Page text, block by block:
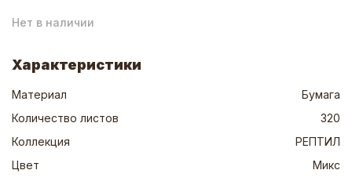
Нет в наличии
Характеристики
Материал
Бумага
Количество листов
320
Коллекция
РЕПТИЛ
Цвет
Микс